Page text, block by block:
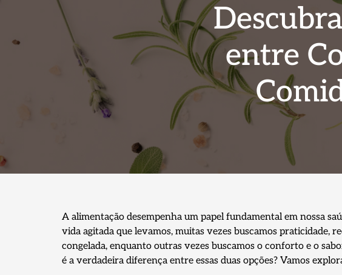
entre
A alimentação desempenha um papel fundamental em nossa
vida agitada que levamos, muitas vezes buscamos praticidade,
congelada, enquanto outras vezes buscamos o conforto e o
é a verdadeira diferença entre essas duas opções? Vamos